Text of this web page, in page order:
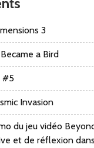
3
a Bird
#5
Invasion
du jeu vidéo
et de réflexion